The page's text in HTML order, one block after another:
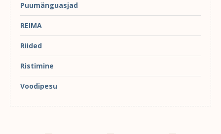
Puumänguasjad
REIMA
Riided
Ristimine
Voodipesu